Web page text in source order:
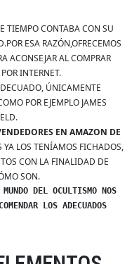
TIEMPO CONTABA CON SU
ESA RAZÓN,OFRECEMOS
ACONSEJAR AL COMPRAR
INTERNET.
ÚNICAMENTE
POR EJEMPLO JAMES
EN AMAZON DE
YA LOS TENÍAMOS FICHADOS,
CON LA FINALIDAD DE
SON.
DEL OCULTISMO NOS
LOS ADECUADOS